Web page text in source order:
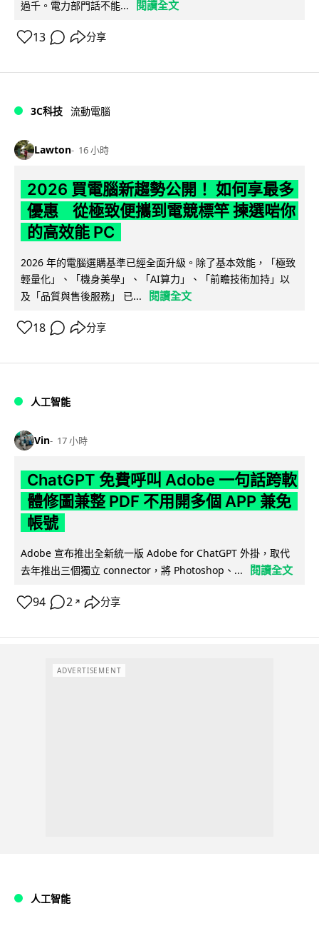
過千。電力部門話不能... 閱讀全文
13 分享
3C科技 流動電腦
Lawton 16 小時
2026 買電腦新趨勢公開！ 如何享最多
優惠 從極致便攜到電競標竿 揀選啱你
的高效能 PC
2026 年的電腦選購基準已經全面升級。除了基本效能，「極致
輕量化」、「機身美學」、「AI算力」、「前瞻技術加持」以
及「品質與售後服務」 已...
閱讀全文
18 分享
人工智能
Vin 17 小時
ChatGPT 免費呼叫 Adobe 一句話跨軟
體修圖兼整 PDF 不用開多個 APP 兼免
帳號
Adobe 宣布推出全新統一版 Adobe for ChatGPT 外掛，取代
去年推出三個獨立 connector，將 Photoshop、...
閱讀全文
94 2 ↗ 分享
ADVERTISEMENT
人工智能